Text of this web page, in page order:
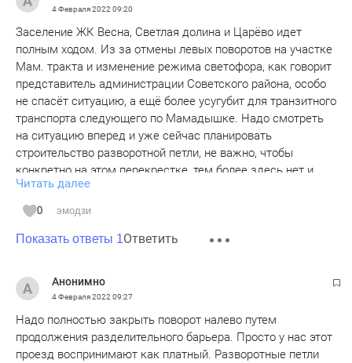
4 Февраля 2022 09:20
Заселение ЖК Весна, Светлая долина и Царёво идет
полным ходом. Из за отмены левых поворотов на участке
Мам. тракта и изменение режима светофора, как говорит
представитель администрации Советского района, особо
не спасёт ситуацию, а ещё более усугубит для транзитного
транспорта следующего по Мамадышке. Надо смотреть
на ситуацию вперед и уже сейчас планировать
строительство разворотной петли, не важно, чтобы
конкретно на этом перекрестке, тем более здесь нет и
технической возможности это сделать, а в любом месте,
на протяжении от развязок Мамадышки-Самосырово до
Мамадышки-Клыки.
Читать далее
0 эмодзи
Показать ответы 1Ответить
Анонимно
4 Февраля 2022 09:27
Надо полностью закрыть поворот налево путем
продолжения разделительного барьера. Просто у нас этот
проезд воспринимают как платный. Разворотные петли